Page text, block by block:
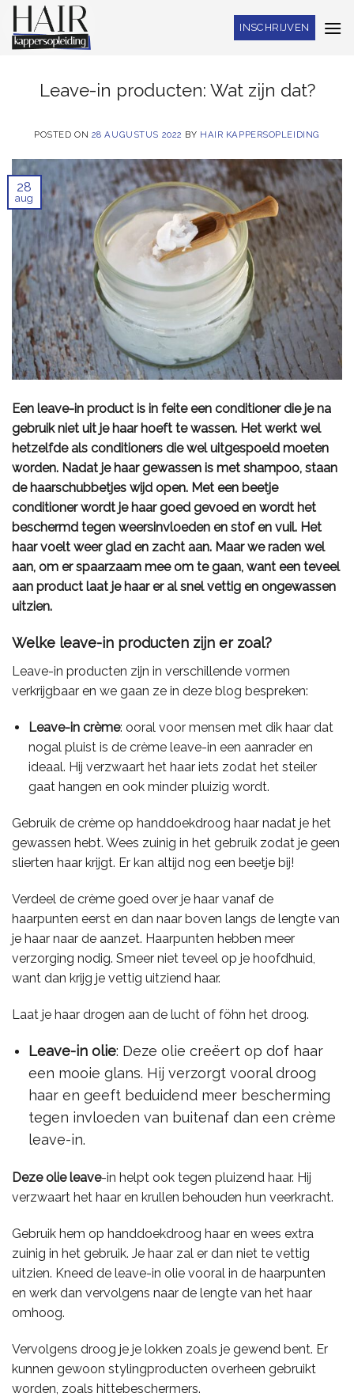
Skip
content
INSCHRIJVEN
Leave-in producten: Wat zijn dat?
POSTED ON 28 AUGUSTUS 2022 BY HAIR KAPPERSOPLEIDING
28
aug
Een leave-in product is in feite een conditioner die je na
gebruik niet uit je haar hoeft te wassen. Het werkt wel
hetzelfde als conditioners die wel uitgespoeld moeten
worden. Nadat je haar gewassen is met shampoo, staan
de haarschubbetjes wijd open. Met een beetje
conditioner wordt je haar goed gevoed en wordt het
beschermd tegen weersinvloeden en stof en vuil. Het
haar voelt weer glad en zacht aan. Maar we raden wel
aan, om er spaarzaam mee om te gaan, want een teveel
aan product laat je haar er al snel vettig en ongewassen
uitzien.
Welke leave-in producten zijn er zoal?
Leave-in producten zijn in verschillende vormen
verkrijgbaar en we gaan ze in deze blog bespreken:
Leave-in crème: ooral voor mensen met dik haar dat
nogal pluist is de crème leave-in een aanrader en
ideaal. Hij verzwaart het haar iets zodat het steiler
gaat hangen en ook minder pluizig wordt.
Gebruik de crème op handdoekdroog haar nadat je het
gewassen hebt. Wees zuinig in het gebruik zodat je geen
slierten haar krijgt. Er kan altijd nog een beetje bij!
Verdeel de crème goed over je haar vanaf de
haarpunten eerst en dan naar boven langs de lengte van
je haar naar de aanzet. Haarpunten hebben meer
verzorging nodig. Smeer niet teveel op je hoofdhuid,
want dan krijg je vettig uitziend haar.
Laat je haar drogen aan de lucht of föhn het droog.
Leave-in olie: Deze olie creëert op dof haar
een mooie glans. Hij verzorgt vooral droog
haar en geeft beduidend meer bescherming
tegen invloeden van buitenaf dan een crème
leave-in.
Deze olie leave-in helpt ook tegen pluizend haar. Hij
verzwaart het haar en krullen behouden hun veerkracht.
Gebruik hem op handdoekdroog haar en wees extra
zuinig in het gebruik. Je haar zal er dan niet te vettig
uitzien. Kneed de leave-in olie vooral in de haarpunten
en werk dan vervolgens naar de lengte van het haar
omhoog.
Vervolgens droog je je lokken zoals je gewend bent. Er
kunnen gewoon stylingproducten overheen gebruikt
worden, zoals hittebeschermers.